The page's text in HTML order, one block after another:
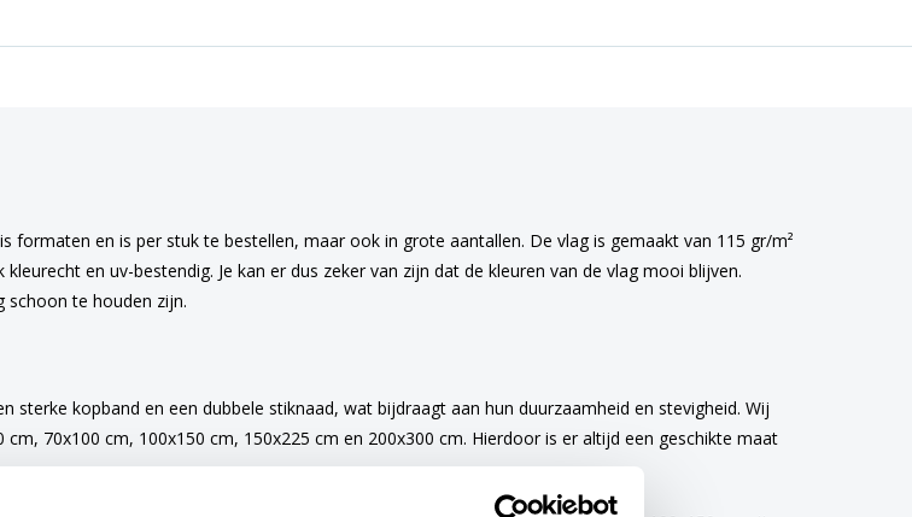
formaten en is per stuk te bestellen, maar ook in grote aantallen. De vlag is gemaakt van 115 gr/m²
en uv-bestendig. Je kan er dus zeker van zijn dat de kleuren van de vlag mooi blijven.
schoon te houden zijn.
kopband en een dubbele stiknaad, wat bijdraagt aan hun duurzaamheid en stevigheid. Wij
70x100 cm, 100x150 cm, 150x225 cm en 200x300 cm. Hierdoor is er altijd een geschikte maat